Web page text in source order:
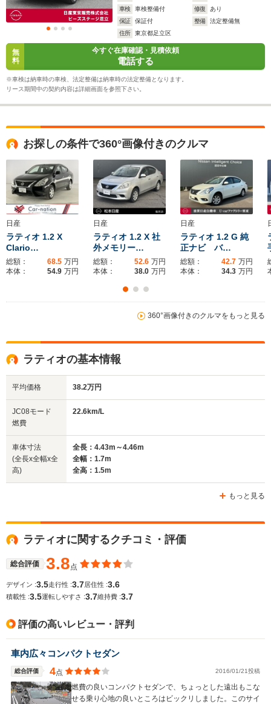
車検
車検整備付 修復
あり
保証
保証付 整備
法定整備無
住所
東京都足立区
無
料
今すぐ在庫確認・見積依頼
電話する
※車検は納車時の車検、法定整備は納車時の法定整備となります。
リース期間中の契約内容は詳細画面を参照下さい。
お探しの条件で360°画像付きのクルマ
日産
ラティオ 1.2 X
Clario…
総額： 68.5 万円
本体：
54.9 万円
日産
ラティオ 1.2 X 社
外メモリー…
総額： 52.6 万円
本体：
38.0 万円
日産
ラティオ 1.2 G 純
正ナビ バ…
総額： 42.7 万円
本体：
34.3 万円
360°画像付きのクルマをもっと見る
ラティオの基本情報
平均価格 38.2万円
JC08モード
燃費
22.6km/L
車体寸法
(全長x全幅x全
高)
全長：4.43m～4.46m
全幅：1.7m
全高：1.5m
もっと見る
ラティオに関するクチコミ・評価
総合評価 3.8 点
デザイン :3.5走行性 :3.7居住性 :3.6
積載性 :3.5運転しやすさ :3.7維持費 :3.7
評価の高いレビュー・評判
車内広々コンパクトセダン
総合評価 4点 2016/01/21投稿
燃費の良いコンパクトセダンで、ちょっとした遠出もこな
せる乗り心地の良いところはビックリしました。このサイ